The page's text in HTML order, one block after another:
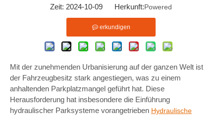
Zeit: 2024-10-09 Herkunft:Powered
erkundigen
Mit der zunehmenden Urbanisierung auf der ganzen Welt ist
der Fahrzeugbesitz stark angestiegen, was zu einem
anhaltenden Parkplatzmangel geführt hat. Diese
Herausforderung hat insbesondere die Einführung
hydraulischer Parksysteme vorangetrieben Hydraulische